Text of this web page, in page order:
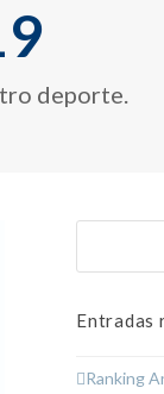
deporte.
Entradas
Ranking